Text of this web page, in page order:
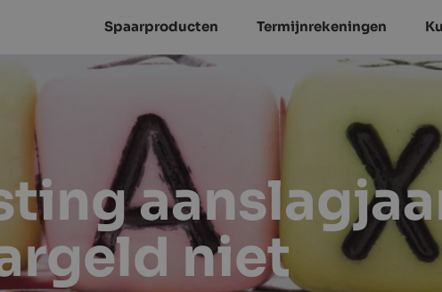
Spaarproducten Termijnrekeningen
niet